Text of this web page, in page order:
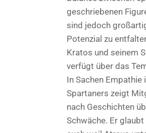
geschriebenen
sind jedoch
Potenzial zu
Kratos und seinem
verfügt über das
In Sachen
Spartaners zeigt
nach Geschichten
Schwäche. Er